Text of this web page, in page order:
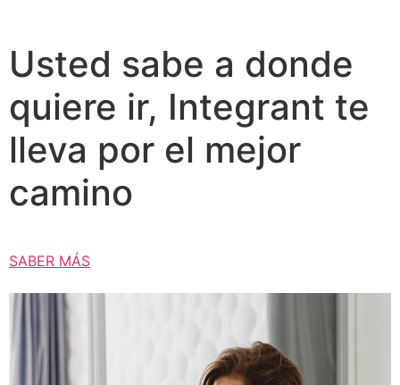
Usted sabe a donde
quiere ir, Integrant te
lleva por el mejor
camino
SABER MÁS